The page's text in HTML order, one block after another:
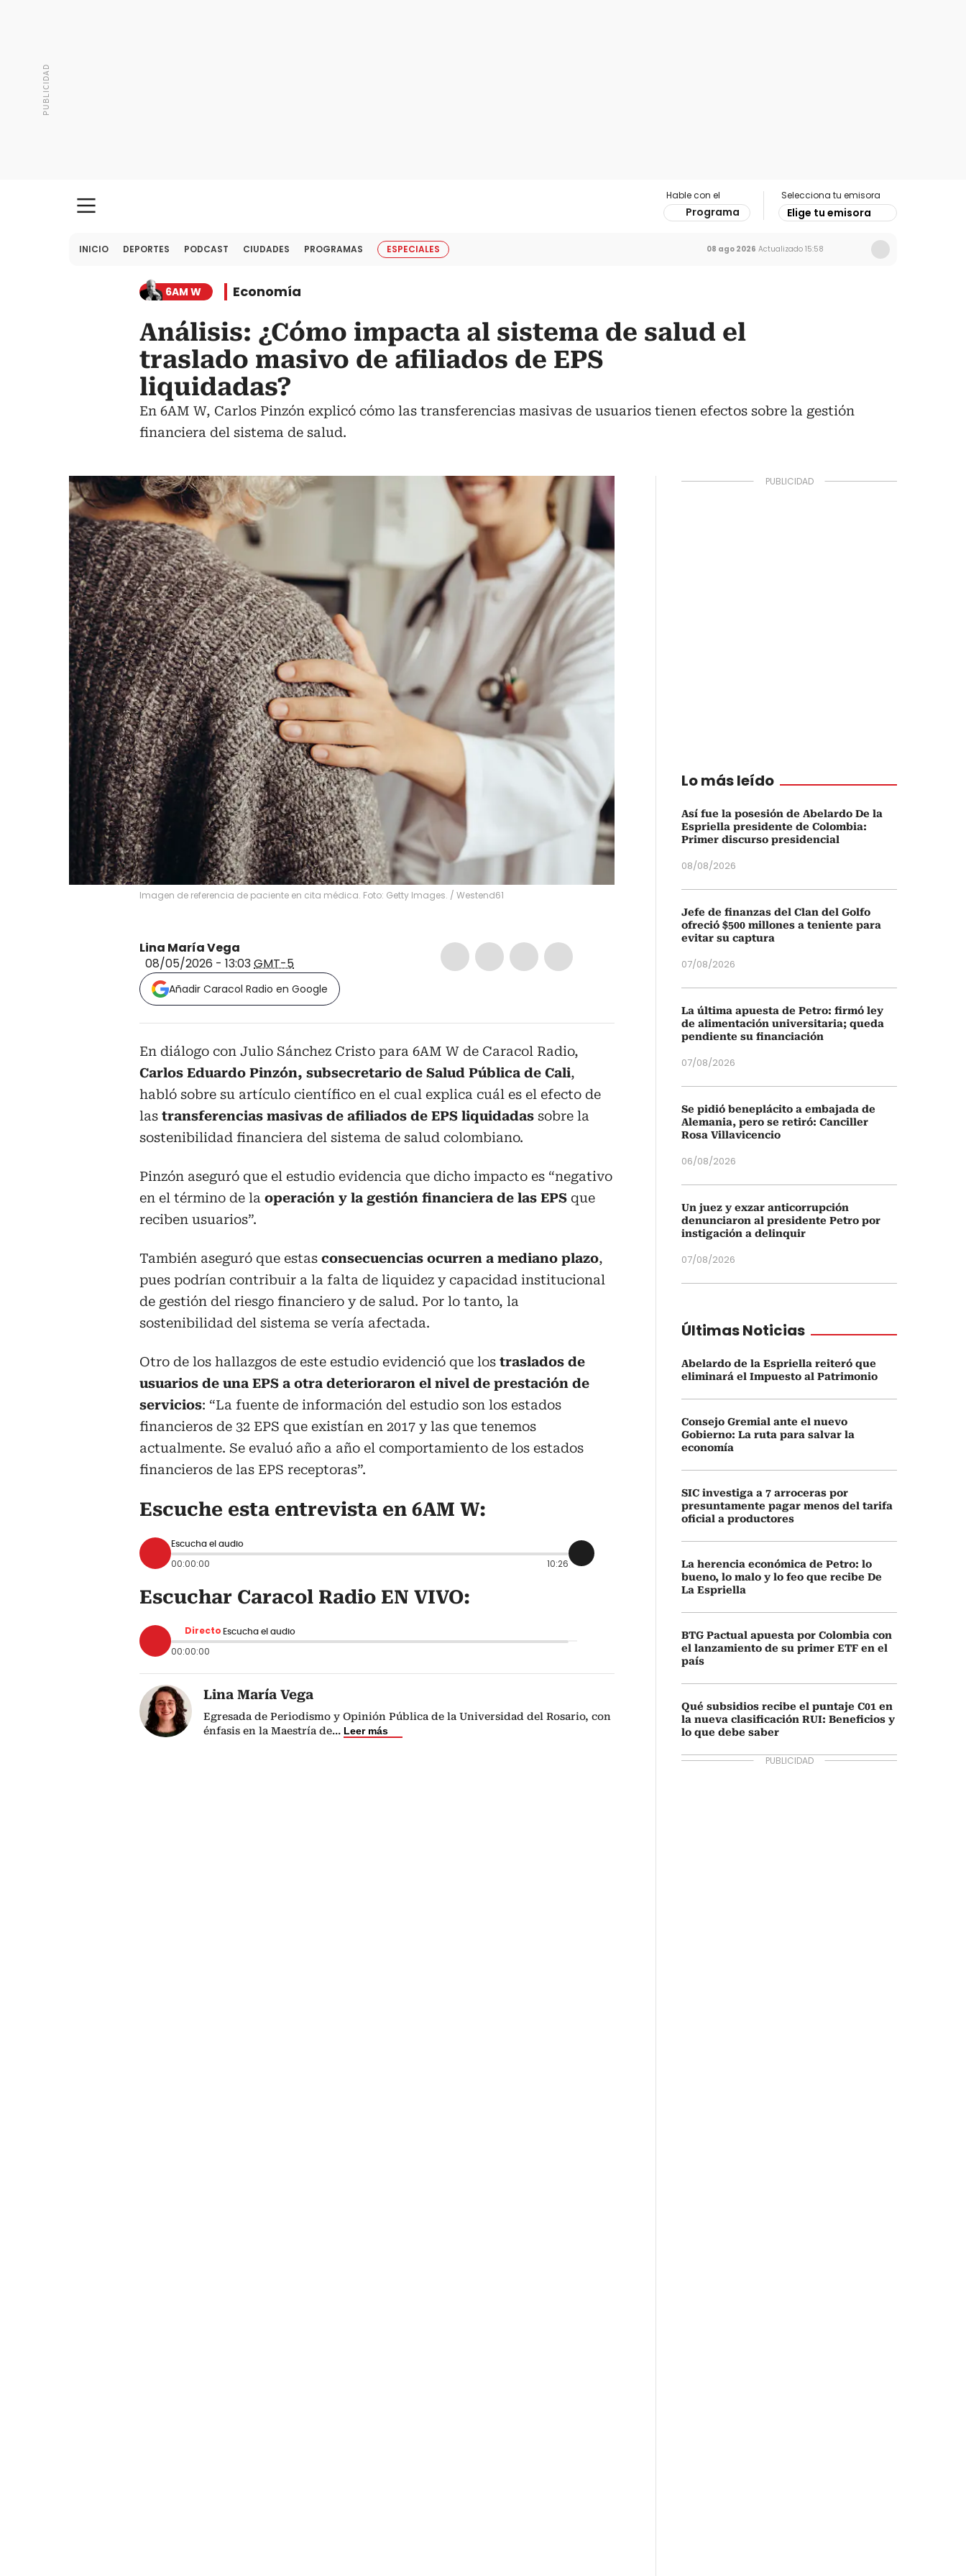
Hable con el
Programa
Selecciona tu emisora
Elige tu emisora
INICIO DEPORTES PODCAST CIUDADES PROGRAMAS ESPECIALES 08 ago 2026 Actualizado 15:58
6AM W Economía
Análisis: ¿Cómo impacta al sistema de salud el
traslado masivo de afiliados de EPS
liquidadas?
En 6AM W, Carlos Pinzón explicó cómo las transferencias masivas de usuarios tienen efectos sobre la gestión
financiera del sistema de salud.
Imagen de referencia de paciente en cita médica. Foto: Getty Images. / Westend61
Lina María Vega
08/05/2026 - 13:03GMT-5
Añadir Caracol Radio en Google
En diálogo con Julio Sánchez Cristo para 6AM W de Caracol Radio,
Carlos Eduardo Pinzón, subsecretario de Salud Pública de Cali,
habló sobre su artículo científico en el cual explica cuál es el efecto de
las transferencias masivas de afiliados de EPS liquidadas sobre la
sostenibilidad financiera del sistema de salud colombiano.
Pinzón aseguró que el estudio evidencia que dicho impacto es “negativo
en el término de la operación y la gestión financiera de las EPS que
reciben usuarios”.
También aseguró que estas consecuencias ocurren a mediano plazo,
pues podrían contribuir a la falta de liquidez y capacidad institucional
de gestión del riesgo financiero y de salud. Por lo tanto, la
sostenibilidad del sistema se vería afectada.
Otro de los hallazgos de este estudio evidenció que los traslados de
usuarios de una EPS a otra deterioraron el nivel de prestación de
servicios: “La fuente de información del estudio son los estados
financieros de 32 EPS que existían en 2017 y las que tenemos
actualmente. Se evaluó año a año el comportamiento de los estados
financieros de las EPS receptoras”.
Escuche esta entrevista en 6AM W:
Escucha el audio
00:00:00 10:26
Escuchar Caracol Radio EN VIVO:
Directo Escucha el audio
00:00:00
Lina María Vega
Egresada de Periodismo y Opinión Pública de la Universidad del Rosario, con
énfasis en la Maestría de... Leer más
Lo más leído
Así fue la posesión de Abelardo De la
Espriella presidente de Colombia:
Primer discurso presidencial
08/08/2026
Jefe de finanzas del Clan del Golfo
ofreció $500 millones a teniente para
evitar su captura
07/08/2026
La última apuesta de Petro: firmó ley
de alimentación universitaria; queda
pendiente su financiación
07/08/2026
Se pidió beneplácito a embajada de
Alemania, pero se retiró: Canciller
Rosa Villavicencio
06/08/2026
Un juez y exzar anticorrupción
denunciaron al presidente Petro por
instigación a delinquir
07/08/2026
Últimas Noticias
Abelardo de la Espriella reiteró que
eliminará el Impuesto al Patrimonio
Consejo Gremial ante el nuevo
Gobierno: La ruta para salvar la
economía
SIC investiga a 7 arroceras por
presuntamente pagar menos del tarifa
oficial a productores
La herencia económica de Petro: lo
bueno, lo malo y lo feo que recibe De
La Espriella
BTG Pactual apuesta por Colombia con
el lanzamiento de su primer ETF en el
país
Qué subsidios recibe el puntaje C01 en
la nueva clasificación RUI: Beneficios y
lo que debe saber